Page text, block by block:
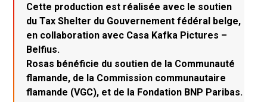
Cette production est réalisée avec le soutien
du Tax Shelter du Gouvernement fédéral belge,
en collaboration avec Casa Kafka Pictures –
Belfius.
Rosas bénéficie du soutien de la Communauté
flamande, de la Commission communautaire
flamande (VGC), et de la Fondation BNP Paribas.